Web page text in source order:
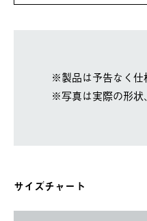
※製品は予告なく仕
※写真は実際の形状
サイズチャート